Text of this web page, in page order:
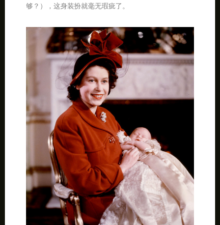
够？），这身装扮就毫无瑕疵了。